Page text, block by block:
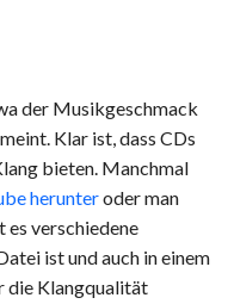
der Musikgeschmack
Klar ist, dass CDs
bieten. Manchmal
herunteroder man
verschiedene
ist und auch in einem
die Klangqualität